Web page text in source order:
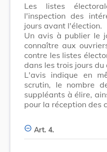
Les listes
l'inspection des
jours avant l'élection.
Un avis à publier le
connaître aux
contre les listes
dans les trois jours du
L'avis indique en
scrutin, le nombre
suppléants à élire,
pour la réception des
Art. 4.